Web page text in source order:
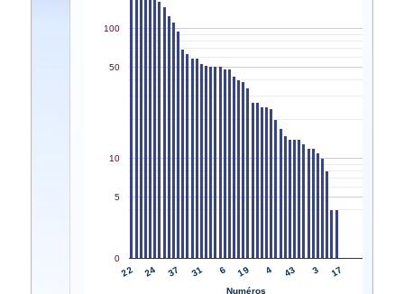
22 24 37 31 6 19 4 43 3 17
0
5
10
50
100
Numéros